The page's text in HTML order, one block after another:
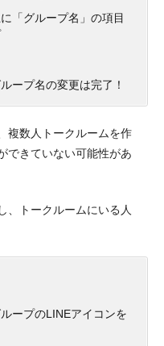
「グループ名」の項目
ープ名の変更は完了！
複数人トークルームを作
できていない可能性があ
、トークルームにいる人
ープのLINEアイコンを